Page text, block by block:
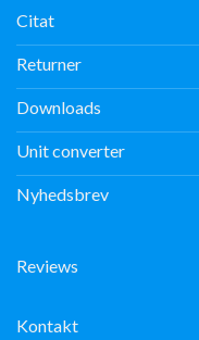
Citat
Returner
Downloads
Unit converter
Nyhedsbrev
Reviews
Kontakt